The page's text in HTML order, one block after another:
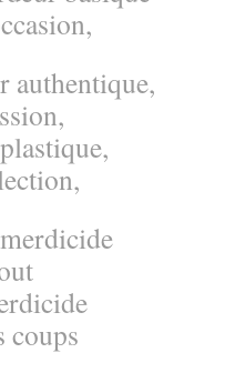
authentique,
coups